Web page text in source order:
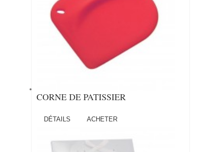
CORNE DE PATISSIER
DÉTAILS ACHETER